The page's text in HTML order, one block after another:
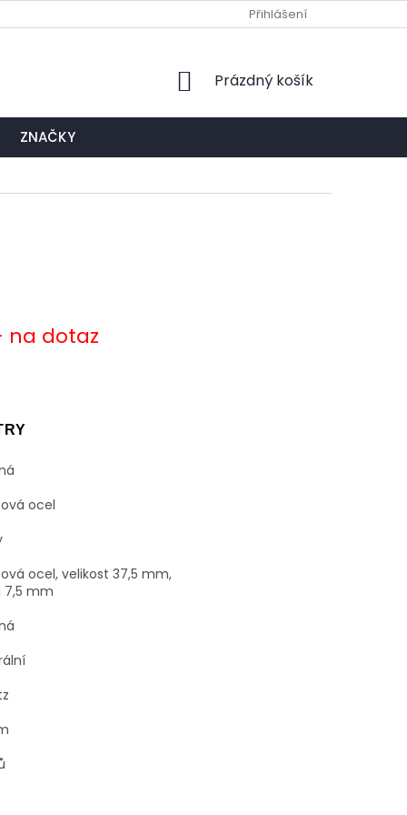
EXPEDIČNÍ A KONTAKTNÍ MÍSTO
Přihlášení
NÁKUPNÍ
Prázdný košík
ZNAČKY
na dotaz
ocel
ocel, velikost 37,5 mm,
7,5 mm